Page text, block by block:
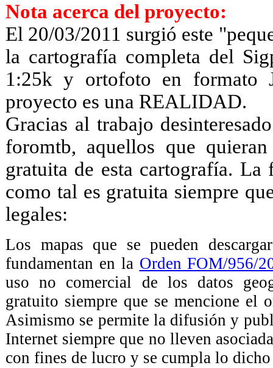
Nota acerca del proyecto:
El 20/03/2011 surgió este
la cartografía completa del
1:25k y ortofoto en formato
proyecto es una REALIDAD.
Gracias al trabajo
foromtb, aquellos que
gratuita de esta cartografía. La
como tal es gratuita siempre
legales:
Los mapas que se pueden
fundamentan en la Orden FOM/956/
uso no comercial de los datos
gratuito siempre que se mencione el
Asimismo se permite la difusión y
Internet siempre que no lleven
con fines de lucro y se cumpla lo